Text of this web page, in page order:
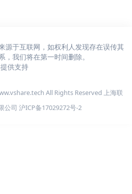
源于互联网，如权利人发现存在误传其
我们将在第一时间删除。
提供支持
All Rights Reserved 上海联
公司 沪ICP备17029272号-2